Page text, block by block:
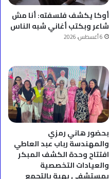
أوكا يكشف فلسفته: أنا مش
شاعر وبكتب أغاني شبه الناس
6 أغسطس، 2026
بحضور هاني رمزي
والمهندسة رباب عبد العاطي
افتتاح وحدة الكشف المبكر
والعيادات التخصصية
بمستشفى بهية بالتجمع